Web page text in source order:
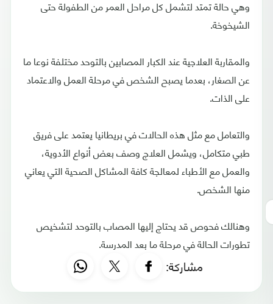
وهي حالة تمتد لتشمل كل مراحل العمر من الطفولة حتى
الشيخوخة.
والمقاربة العلاجية عند الكبار المصابين بالتوحد مختلفة نوعا ما
عن الصغار، بعدما يصبح الشخص في مرحلة العمل والاعتماد
على الذات.
والتعامل مع مثل هذه الحالات في بريطانيا يعتمد على فريق
طبي متكامل، ويشمل العلاج وصف بعض أنواع الأدوية،
والعمل مع الأطباء لمعالجة كافة المشاكل الصحية التي يعاني
منها الشخص.
وهنالك فحوص قد يحتاج إليها المصاب بالتوحد لتشخيص
تطورات الحالة في مرحلة ما بعد المدرسة.
مشاركة: